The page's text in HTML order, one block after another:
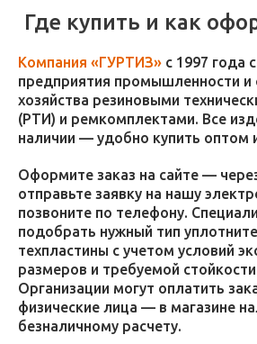
Где купить и как
Компания «ГУРТИЗ» с 1997 года
предприятия промышленности и
хозяйства резиновыми
(РТИ) и ремкомплектами. Все
наличии — удобно купить оптом
Оформите заказ на сайте —
отправьте заявку на нашу
позвоните по телефону.
подобрать нужный тип
техпластины с учетом условий
размеров и требуемой
Организации могут оплатить
физические лица — в магазине
безналичному расчету.